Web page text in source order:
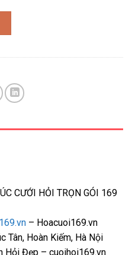
CƯỚI HỎI TRỌN GÓI 169
– Hoacuoi169.vn
Tân, Hoàn Kiếm, Hà Nội
Hỏi Đẹp – cuoihoi169.vn